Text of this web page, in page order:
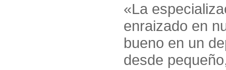
«La
enraizado en
bueno en un
desde